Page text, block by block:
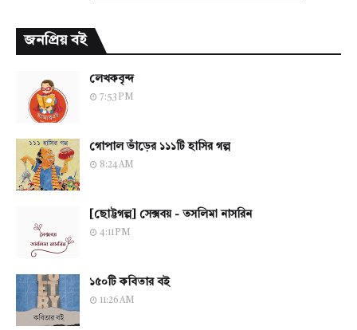
জনপ্রিয় বই
লেখকবৃন্দ
7:53 PM
গোপাল ভাঁড়ের ১১১টি হাসির গল্প
8:24 AM
[ছোট্টগল্প] সেক্সবয় - তসলিমা নাসরিন
4:11 PM
১৫০টি কবিতার বই
11:26 AM